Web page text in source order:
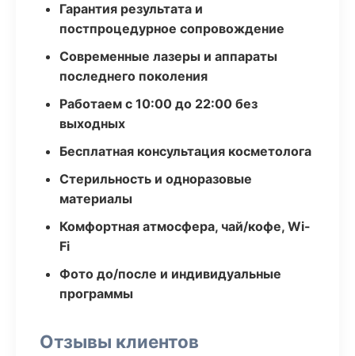
Гарантия результата и
постпроцедурное сопровождение
Современные лазеры и аппараты
последнего поколения
Работаем с 10:00 до 22:00 без
выходных
Бесплатная консультация косметолога
Стерильность и одноразовые
материалы
Комфортная атмосфера, чай/кофе, Wi-
Fi
Фото до/после и индивидуальные
программы
Отзывы клиентов